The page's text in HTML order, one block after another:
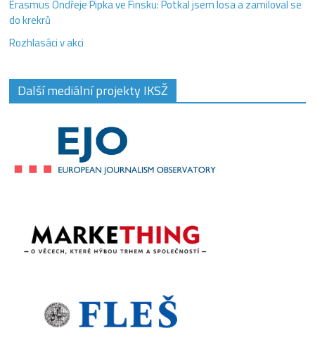
Erasmus Ondřeje Pipka ve Finsku: Potkal jsem losa a zamiloval se
do krekrů
Rozhlasáci v akci
Další mediální projekty IKSŽ